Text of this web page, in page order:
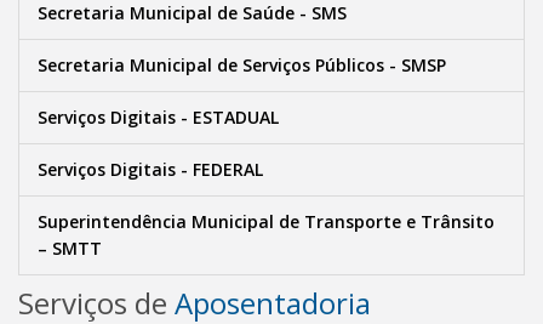
Secretaria Municipal de Saúde - SMS
Secretaria Municipal de Serviços Públicos - SMSP
Serviços Digitais - ESTADUAL
Serviços Digitais - FEDERAL
Superintendência Municipal de Transporte e Trânsito
– SMTT
Serviços de Aposentadoria